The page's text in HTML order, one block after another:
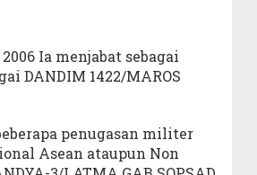
Ia menjabat sebagai
DANDIM 1422/MAROS
penugasan militer
Asean ataupun Non